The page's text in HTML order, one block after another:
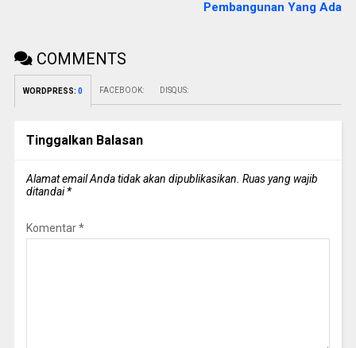
Pembangunan Yang Ada
COMMENTS
WORDPRESS: 0 FACEBOOK: DISQUS:
Tinggalkan Balasan
Alamat email Anda tidak akan dipublikasikan. Ruas yang wajib
ditandai*
Komentar*